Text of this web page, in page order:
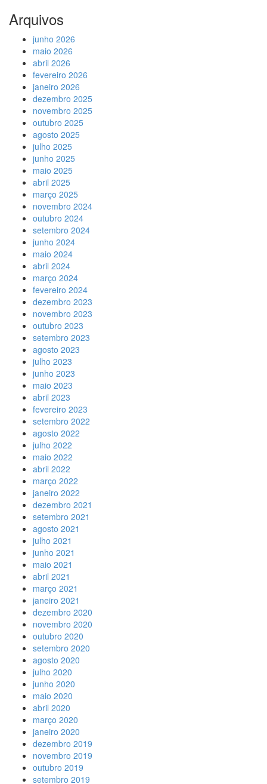
Arquivos
junho 2026
maio 2026
abril 2026
fevereiro 2026
janeiro 2026
dezembro 2025
novembro 2025
outubro 2025
agosto 2025
julho 2025
junho 2025
maio 2025
abril 2025
março 2025
novembro 2024
outubro 2024
setembro 2024
junho 2024
maio 2024
abril 2024
março 2024
fevereiro 2024
dezembro 2023
novembro 2023
outubro 2023
setembro 2023
agosto 2023
julho 2023
junho 2023
maio 2023
abril 2023
fevereiro 2023
setembro 2022
agosto 2022
julho 2022
maio 2022
abril 2022
março 2022
janeiro 2022
dezembro 2021
setembro 2021
agosto 2021
julho 2021
junho 2021
maio 2021
abril 2021
março 2021
janeiro 2021
dezembro 2020
novembro 2020
outubro 2020
setembro 2020
agosto 2020
julho 2020
junho 2020
maio 2020
abril 2020
março 2020
janeiro 2020
dezembro 2019
novembro 2019
outubro 2019
setembro 2019